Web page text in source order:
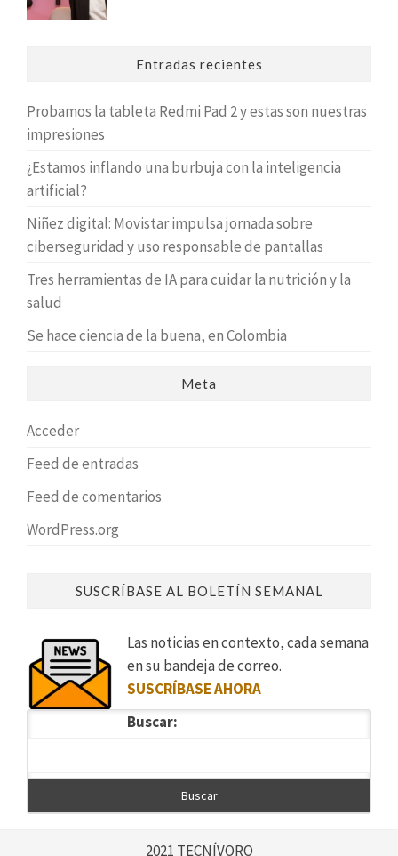
Entradas recientes
Probamos la tableta Redmi Pad 2 y estas son nuestras
impresiones
¿Estamos inflando una burbuja con la inteligencia
artificial?
Niñez digital: Movistar impulsa jornada sobre
ciberseguridad y uso responsable de pantallas
Tres herramientas de IA para cuidar la nutrición y la
salud
Se hace ciencia de la buena, en Colombia
Meta
Acceder
Feed de entradas
Feed de comentarios
WordPress.org
SUSCRÍBASE AL BOLETÍN SEMANAL
Las noticias en contexto, cada semana
en su bandeja de correo.
SUSCRÍBASE AHORA
Buscar:
2021 TECNÍVORO